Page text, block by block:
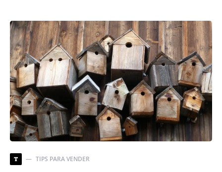
T TIPS PARA VENDER